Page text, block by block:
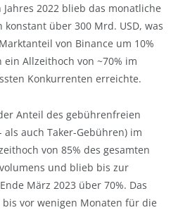
2022 blieb das monatliche
über 300 Mrd. USD, was
von Binance um 10%
Allzeithoch von ~70% im
Konkurrenten erreichte.
Anteil des gebührenfreien
als auch Taker-Gebühren) im
von 85% des gesamten
und blieb bis zur
März 2023 über 70%. Das
vor wenigen Monaten für die